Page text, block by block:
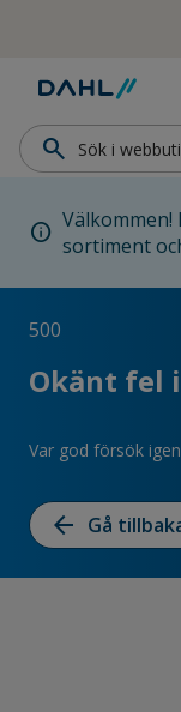
Hoppa till
search
info sortiment
500
Okänt fel
Var god försök
arrow_back Gå